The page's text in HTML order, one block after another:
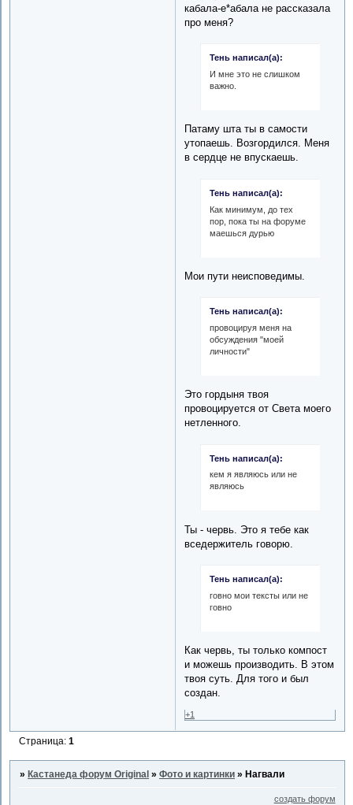
кабала-е*абала не рассказала
про меня?
Тень написал(а):
И мне это не слишком
важно.
Патаму шта ты в самости
утопаешь. Возгордился. Меня
в сердце не впускаешь.
Тень написал(а):
Как минимум, до тех
пор, пока ты на форуме
маешься дурью
Мои пути неисповедимы.
Тень написал(а):
провоцируя меня на
обсуждения "моей
личности"
Это гордыня твоя
провоцируется от Света моего
нетленного.
Тень написал(а):
кем я являюсь или не
являюсь
Ты - червь. Это я тебе как
вседержитель говорю.
Тень написал(а):
говно мои тексты или не
говно
Как червь, ты только компост
и можешь производить. В этом
твоя суть. Для того и был
создан.
+1
Страница:1
»Кастанеда форум Original »Фото и картинки »Нагвали
создать форум